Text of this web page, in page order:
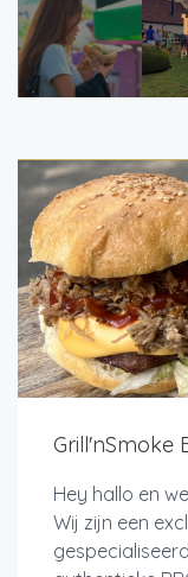
Grill'nSmoke
Hey hallo en
Wij zijn een